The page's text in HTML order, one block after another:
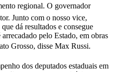
regional. O governador
Junto com o nosso vice,
dá resultados e consegue
pelo Estado, em obras
Grosso, disse Max Russi.
dos deputados estaduais em